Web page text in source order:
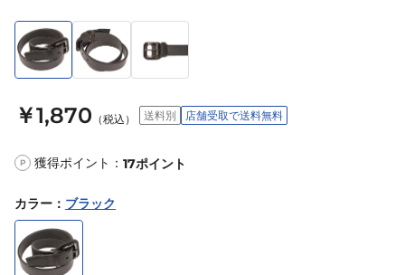
￥1,870 （税込） 送料別 店舗受取で送料無料
P 獲得ポイント： 17ポイント
カラー ： ブラック